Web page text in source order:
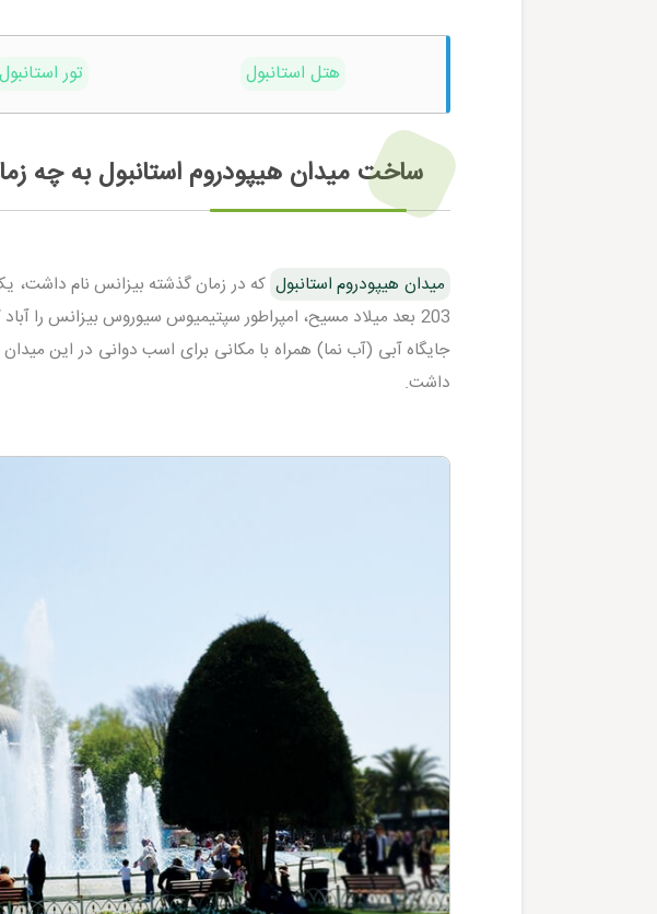
هتل استانبول تور استانبول
ساخت میدان هیپودروم استانبول به چه
میدان هیپودروم استانبول که در زمان گذشته بیزانس نام داشت،
203 بعد میلاد مسیح، امپراطور سپتیمیوس سیوروس بیزانس را
جایگاه آبی (آب نما) همراه با مکانی برای اسب دوانی در این
داشت.